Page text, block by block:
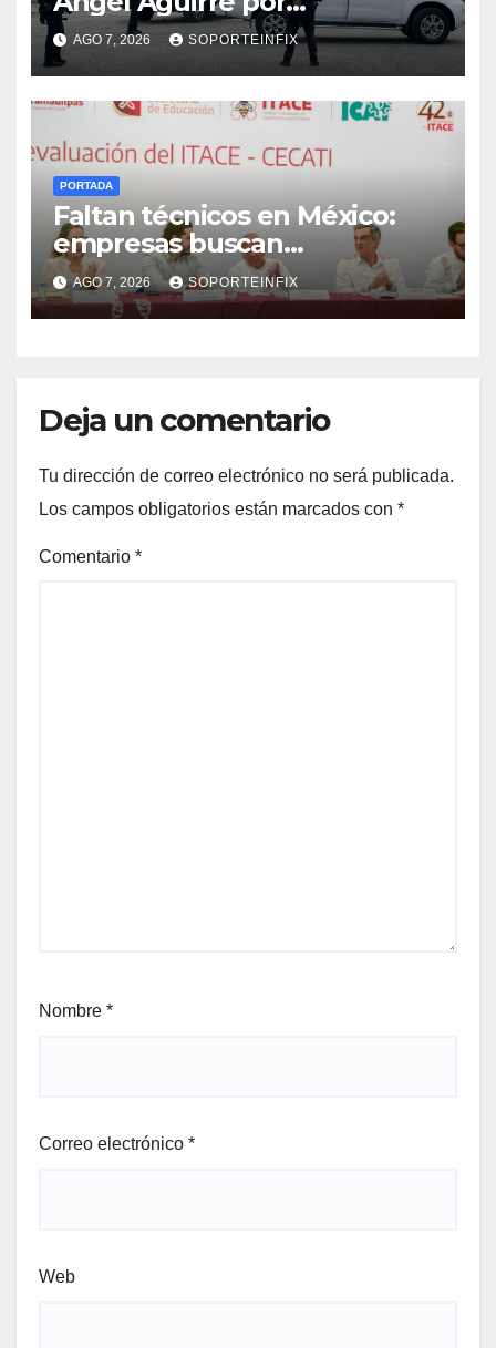
obstrucción de la justicia en
el caso Ayotzinapa
AGO 7, 2026 SOPORTEINFIX
PORTADA
Faltan técnicos en México:
empresas buscan
trabajadores antes de que
terminen de capacitarse
AGO 7, 2026 SOPORTEINFIX
Deja un comentario
Tu dirección de correo electrónico no será publicada.
Los campos obligatorios están marcados con *
Comentario *
Nombre *
Correo electrónico *
Web